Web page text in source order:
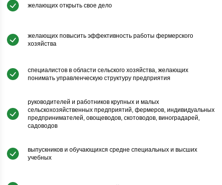
желающих открыть свое дело
желающих повысить эффективность работы фермерского
хозяйства
специалистов в области сельского хозяйства, желающих
понимать управленческую структуру предприятия
руководителей и работников крупных и малых
сельскохозяйственных предприятий, фермеров, индивидуальных
предпринимателей, овощеводов, скотоводов, виноградарей,
садоводов
выпускников и обучающихся средне специальных и высших
учебных